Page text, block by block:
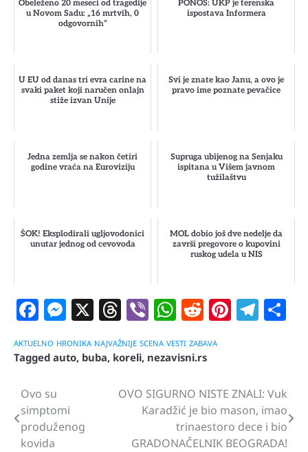
Obeleženo 20 meseci od tragedije
u Novom Sadu: „16 mrtvih, 0
odgovornih“
PONOŠ: UKP je terenska
ispostava Informera
U EU od danas tri evra carine na
svaki paket koji naručen onlajn
stiže izvan Unije
Svi je znate kao Janu, a ovo je
pravo ime poznate pevačice
Jedna zemlja se nakon četiri
godine vraća na Euroviziju
Supruga ubijenog na Senjaku
ispitana u Višem javnom
tužilaštvu
ŠOK! Eksplodirali ugljovodonici
unutar jednog od cevovoda
MOL dobio još dve nedelje da
završi pregovore o kupovini
ruskog udela u NIS
Facebook
Messenger
X Threads
ViberWhatsApp
Reddit
AKTUELNO HRONIKA NAJVAŽNIJE SCENA VESTI ZABAVA
Tagged auto, buba, koreli, nezavisni.rs
Navigacija
članaka
Ovo su
simptomi
produženog
kovida
OVO SIGURNO NISTE ZNALI: Vuk
Karadžić je bio mason, imao
trinaestoro dece i bio
GRADONAČELNIK BEOGRADA!